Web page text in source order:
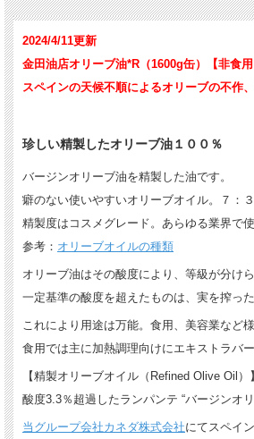
2024/4/11更新
金田油店オリーブ油*R（1600g缶）【非食
スペインの天候不順によるオリーブの不作
珍しい精製したオリーブ油１００％
バージンオリーブ油を精製した油です。
癖のない使いやすいオリーブオイル。７：
精製度はコスメグレード。あらゆる業界で
参考： オリーブオイルの種類
オリーブ油はその酸度により、等級が分けら
一定基準の酸度を超えたものは、実を搾っ
これにより用途は万能。食用、美容業など
食用では主に加熱調理向けにエキストラバ
【精製オリーブオイル（Refined Olive Oil）】
酸度3.3％超過したランパンテ “バージンオ
当グループ会社カネダ株式会社にてスペイ